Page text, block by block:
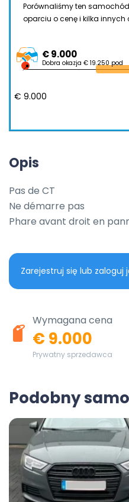
Porównaliśmy ten
oparciu o cenę i kilka innych
€ 9.000
Dobra okazja € 19.250 pod
€ 9.000
Opis
Pas de CT
Ne démarre pas
Phare avant droit en
Zarejestruj się lub zaloguj
Wymagana cena
€ 9.000
Prywatny sprzedawca
Podobny